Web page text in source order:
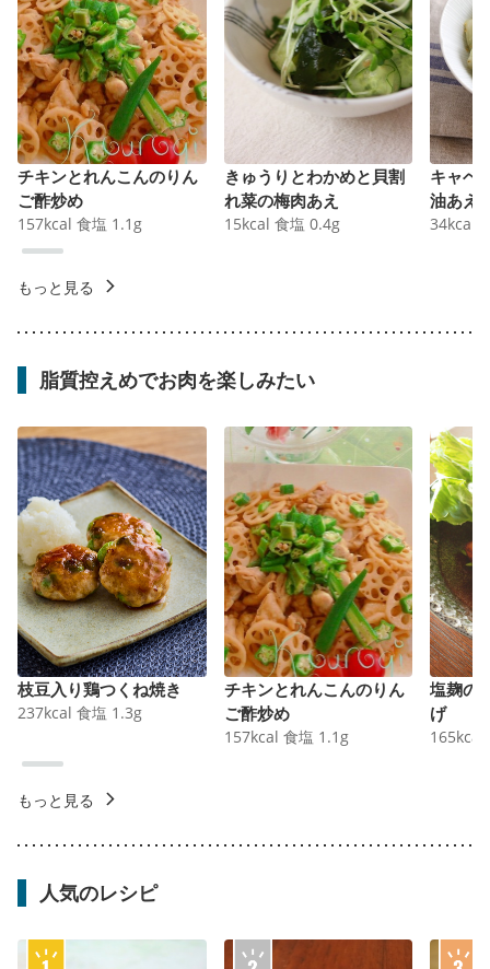
チキンとれんこんのりん
ご酢炒め
157kcal 食塩 1.1 g
きゅうりとわかめと貝割
れ菜の梅肉あえ
15kcal 食塩 0.4g
キャベ
油あえ
34kcal
もっと見る
脂質控えめでお肉を楽しみたい
枝豆入り鶏つくね焼き
237kcal 食塩 1.3g
チキンとれんこんのりん
ご酢炒め
157kcal 食塩 1.1 g
塩麹の
げ
165kcal
もっと見る
人気のレシピ